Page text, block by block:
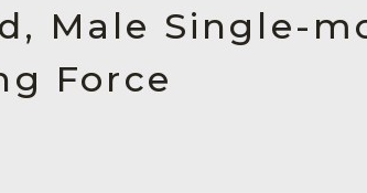
Male Single-
Force